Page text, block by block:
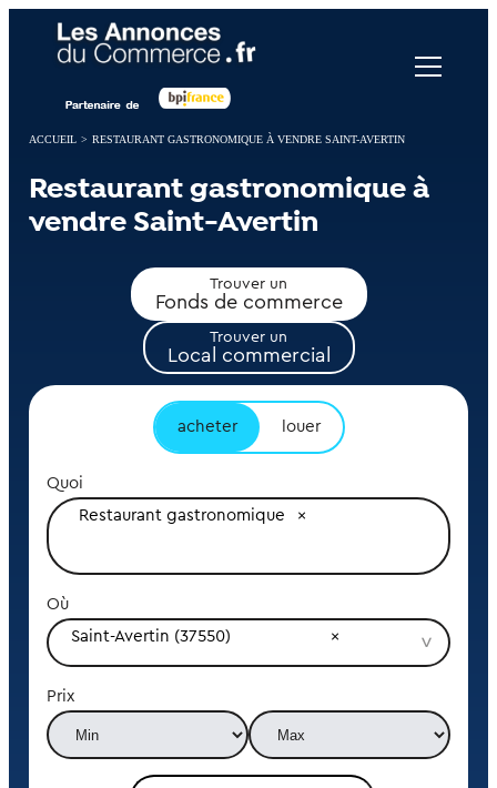
ACCUEIL > RESTAURANT GASTRONOMIQUE À VENDRE SAINT-AVERTIN
Restaurant gastronomique à
vendre Saint-Avertin
Trouver un
Fonds de commerce
Trouver un
Local commercial
acheter louer
Quoi
Restaurant gastronomique
Où
Saint-Avertin (37550)
Prix
Panneau de gestion des cookies